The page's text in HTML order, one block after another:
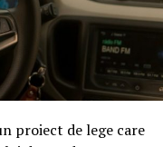
proiect de lege care